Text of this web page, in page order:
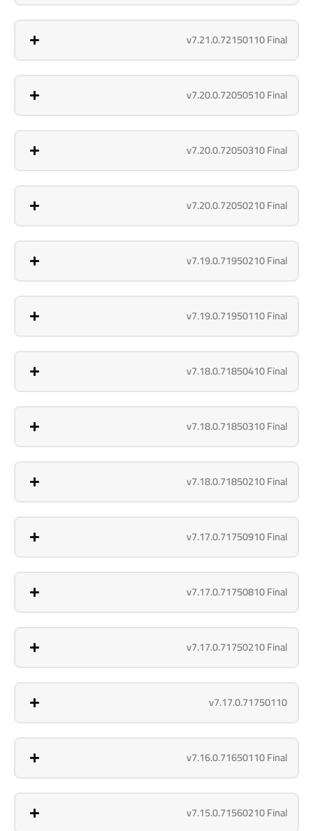
v7.21.0.72150110 Final
v7.20.0.72050510 Final
v7.20.0.72050310 Final
v7.20.0.72050210 Final
v7.19.0.71950210 Final
v7.19.0.71950110 Final
v7.18.0.71850410 Final
v7.18.0.71850310 Final
v7.18.0.71850210 Final
v7.17.0.71750910 Final
v7.17.0.71750810 Final
v7.17.0.71750210 Final
v7.17.0.71750110
v7.16.0.71650110 Final
v7.15.0.71560210 Final